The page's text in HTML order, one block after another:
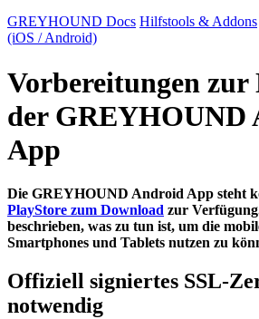
GREYHOUND Docs Hilfstools & Addons
(iOS / Android)
Vorbereitungen zur
der GREYHOUND
App
Die GREYHOUND Android App steht
PlayStore zum Download zur
beschrieben, was zu tun ist, um die
Smartphones und Tablets nutzen zu
Offiziell signiertes SSL-
notwendig